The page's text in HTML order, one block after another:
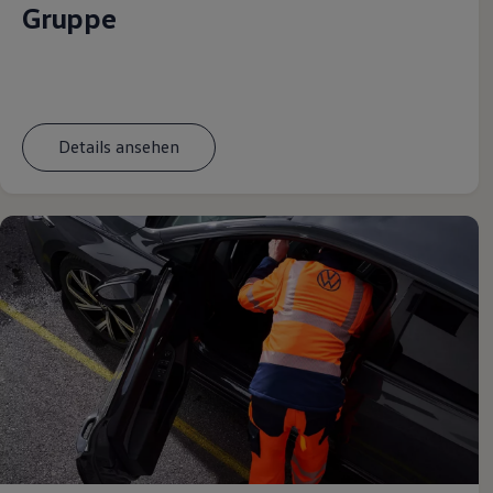
Magazin
Volkswagen R
Pannen- und Unfallhilfe
Volkswagen Kundenbetreuung
Gruppe
Details ansehen